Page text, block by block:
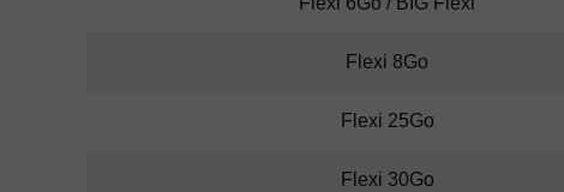
Flexi 8Go
Flexi 25Go
Flexi 30Go